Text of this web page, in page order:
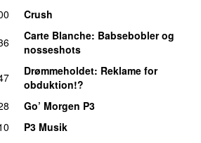
Crush
Carte Blanche: Babsebobler og
nosseshots
Drømmeholdet: Reklame for
obduktion!?
Go’ Morgen P3
P3 Musik